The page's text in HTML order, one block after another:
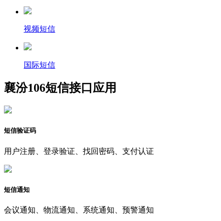
视频短信
国际短信
襄汾106短信接口应用
短信验证码
用户注册、登录验证、找回密码、支付认证
短信通知
会议通知、物流通知、系统通知、预警通知